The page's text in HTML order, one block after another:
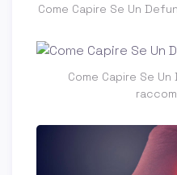
Come Capire Se Un
Come Capire Se